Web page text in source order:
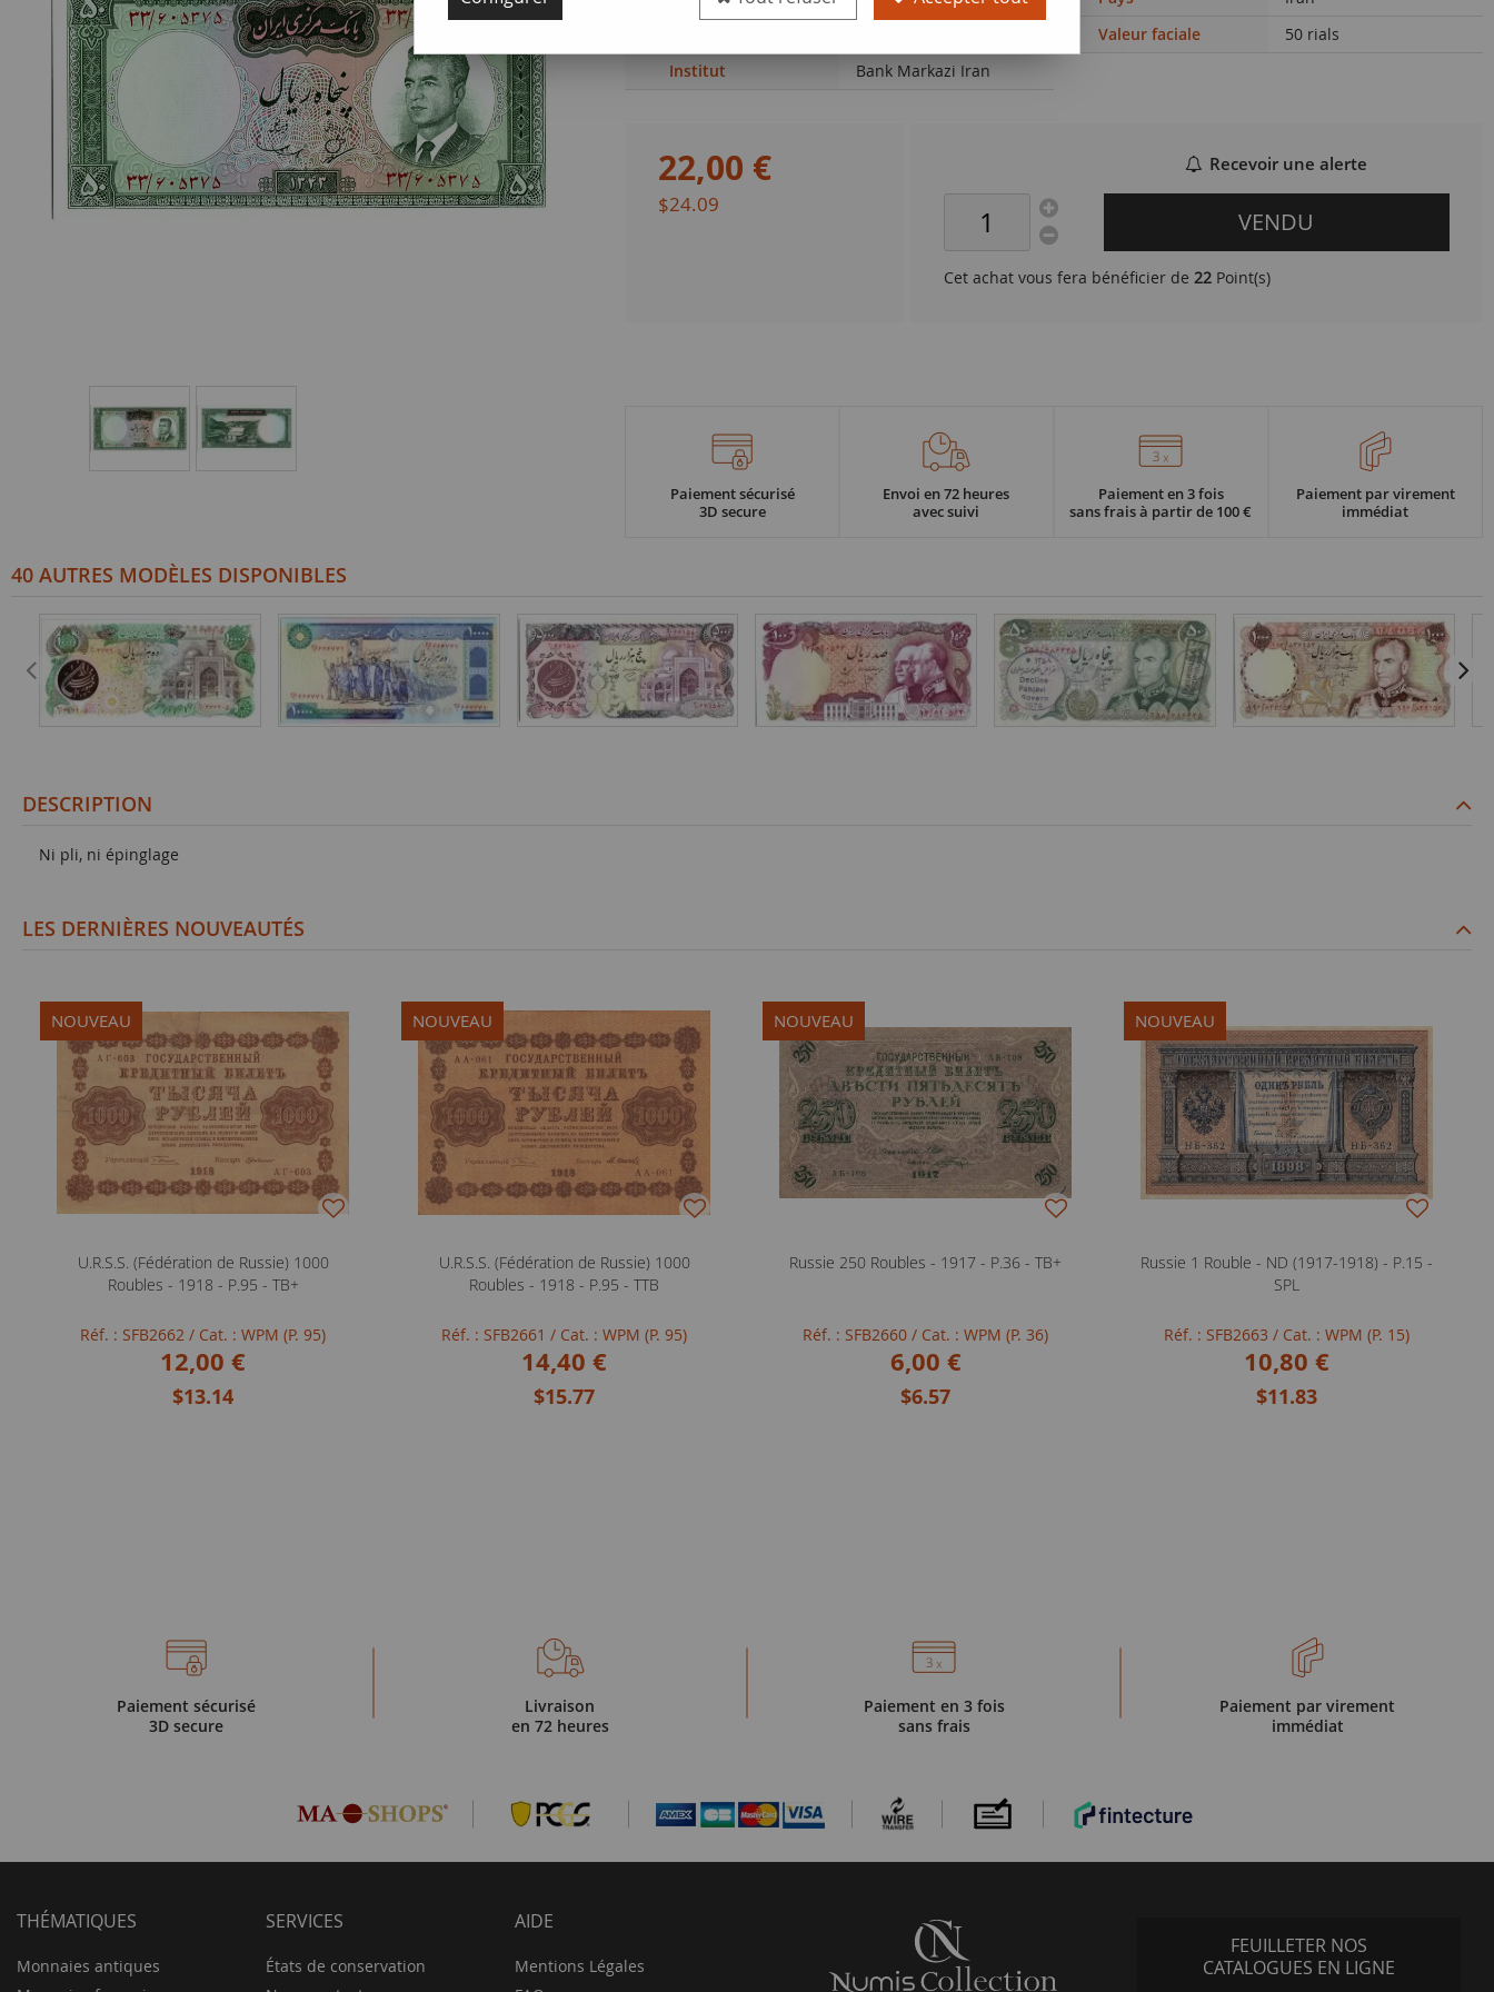
Valeur faciale
50 rials
Institut
Bank Markazi Iran
22,00 €
$24.09
Recevoir une alerte
VENDU
Cet achat vous fera bénéficier de22 Point(s)
Paiement sécurisé
3D secure
Envoi en 72 heures
avec suivi
Paiement en 3 fois
sans frais à partir de 100 €
Paiement par virement
immédiat
40 AUTRES MODÈLES DISPONIBLES
DESCRIPTION
Ni pli, ni épinglage
LES DERNIÈRES NOUVEAUTÉS
NOUVEAU
U.R.S.S. (Fédération de Russie) 1000
Roubles - 1918 - P.95 - TB+
Réf. : SFB2662 / Cat. : WPM (P. 95)
12,00 €
$13.14
NOUVEAU
U.R.S.S. (Fédération de Russie) 1000
Roubles - 1918 - P.95 - TTB
Réf. : SFB2661 / Cat. : WPM (P. 95)
14,40 €
$15.77
NOUVEAU
Russie 250 Roubles - 1917 - P.36 - TB+
Réf. : SFB2660 / Cat. : WPM (P. 36)
6,00 €
$6.57
NOUVEAU
Russie 1 Rouble - ND (1917-1918) - P.15 -
SPL
Réf. : SFB2663 / Cat. : WPM (P. 15)
10,80 €
$11.83
Paiement sécurisé
3D secure
Livraison
en 72 heures
Paiement en 3 fois
sans frais
Paiement par virement
immédiat
THÉMATIQUES
Monnaies antiques
SERVICES
États de conservation
AIDE
Mentions Légales
FEUILLETER NOS
CATALOGUES EN LIGNE